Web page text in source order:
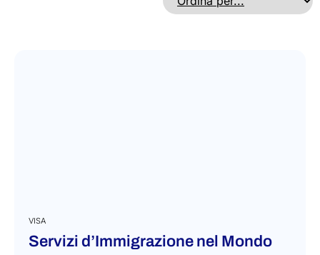
VISA
Servizi d’Immigrazione nel Mondo